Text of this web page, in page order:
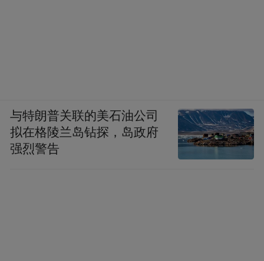
与特朗普关联的美石油公司
拟在格陵兰岛钻探，岛政府
强烈警告